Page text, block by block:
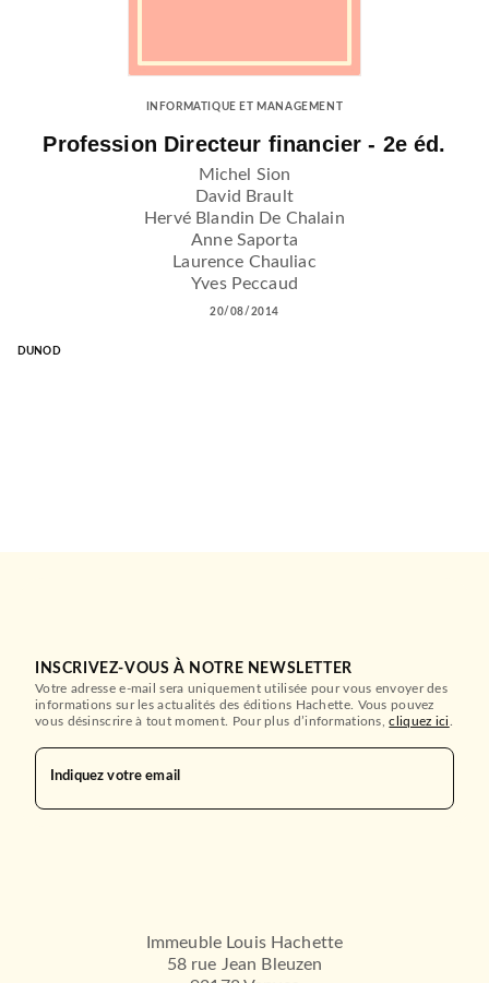
INFORMATIQUE ET MANAGEMENT
Profession Directeur financier - 2e éd.
Michel Sion
David Brault
Hervé Blandin De Chalain
Anne Saporta
Laurence Chauliac
Yves Peccaud
20/08/2014
DUNOD
INSCRIVEZ-VOUS À NOTRE NEWSLETTER
Votre adresse e-mail sera uniquement utilisée pour vous envoyer des
informations sur les actualités des éditions Hachette. Vous pouvez
vous désinscrire à tout moment. Pour plus d’informations,cliquez ici
Indiquez votre email
Immeuble Louis Hachette
58 rue Jean Bleuzen